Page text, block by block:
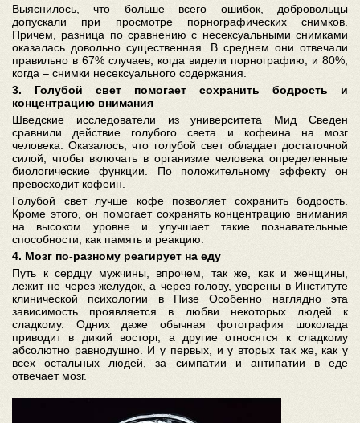
Выяснилось, что больше всего ошибок, добровольцы
допускали при просмотре порнографических снимков.
Причем, разница по сравнению с несексуальными снимками
оказалась довольно существенная. В среднем они отвечали
правильно в 67% случаев, когда видели порнографию, и 80%,
когда – снимки несексуального содержания.
3. Голубой свет помогает сохранить бодрость и
концентрацию внимания
Шведские исследователи из университета Мид Сведен
сравнили действие голубого света и кофеина на мозг
человека. Оказалось, что голубой свет обладает достаточной
силой, чтобы включать в организме человека определенные
биологические функции. По положительному эффекту он
превосходит кофеин.
Голубой свет лучше кофе позволяет сохранить бодрость.
Кроме этого, он помогает сохранять концентрацию внимания
на высоком уровне и улучшает такие познавательные
способности, как память и реакцию.
4. Мозг по-разному реагирует на еду
Путь к сердцу мужчины, впрочем, так же, как и женщины,
лежит не через желудок, а через голову, уверены в Институте
клинической психологии в Пизе Особенно наглядно эта
зависимость проявляется в любви некоторых людей к
сладкому. Одних даже обычная фотография шоколада
приводит в дикий восторг, а другие относятся к сладкому
абсолютно равнодушно. И у первых, и у вторых так же, как у
всех остальных людей, за симпатии и антипатии в еде
отвечает мозг.